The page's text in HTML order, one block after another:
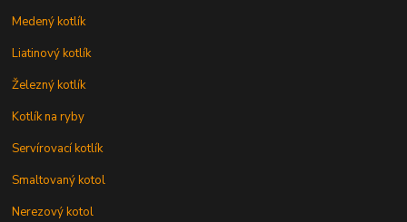
Medený kotlík
Liatinový kotlík
Železný kotlík
Kotlík na ryby
Servírovací kotlík
Smaltovaný kotol
Nerezový kotol